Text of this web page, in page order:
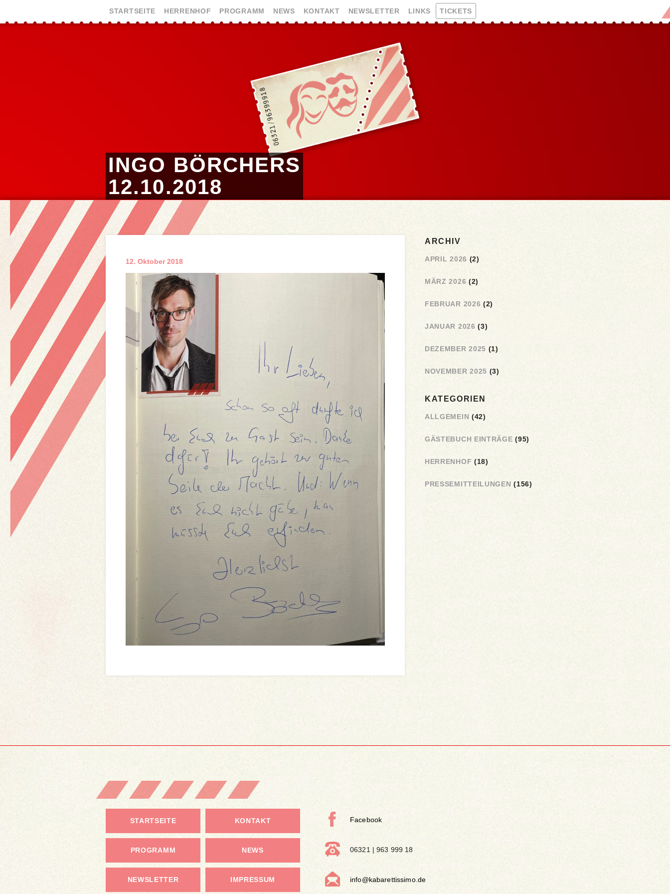
STARTSEITE HERRENHOF PROGRAMM NEWS KONTAKT NEWSLETTER LINKS TICKETS
INGO BÖRCHERS
12.10.2018
12. Oktober 2018
ARCHIV
APRIL 2026 (2)
MÄRZ 2026 (2)
FEBRUAR 2026 (2)
JANUAR 2026 (3)
DEZEMBER 2025 (1)
NOVEMBER 2025 (3)
KATEGORIEN
ALLGEMEIN (42)
GÄSTEBUCH EINTRÄGE (95)
HERRENHOF (18)
PRESSEMITTEILUNGEN (156)
STARTSEITE KONTAKT
PROGRAMM NEWS
NEWSLETTER IMPRESSUM
Facebook
06321 | 963 999 18
info@kabarettissimo.de